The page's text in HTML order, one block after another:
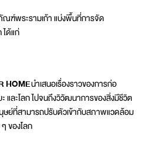
ฑ์พระรามเก้า แบ่งพื้นที่การจัด
ด้แก่
HOMEนำเสนอเรื่องราวของการก่อ
และโลก ไปจนถึงวิวัฒนาการของสิ่งมีชีวิต
ย์ที่สามารถปรับตัวเข้ากับสภาพแวดล้อม
ของโลก